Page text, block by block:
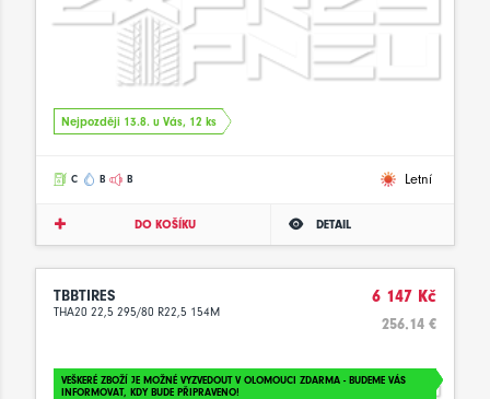
Nejpozději 13.8. u Vás, 12 ks
C B B Letní
DO KOŠÍKU DETAIL
TBBTIRES
THA20 22,5 295/80 R22,5 154M
6 147 Kč
256.14 €
VEŠKERÉ ZBOŽÍ JE MOŽNÉ VYZVEDOUT V OLOMOUCI ZDARMA - BUDEME VÁS
INFORMOVAT, KDY BUDE PŘIPRAVENO!